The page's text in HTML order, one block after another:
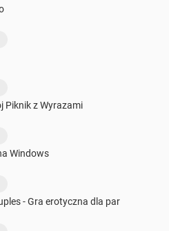
Piknik z Wyrazami
Windows
- Gra erotyczna dla par